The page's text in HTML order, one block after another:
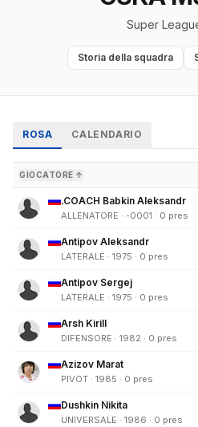
Super
Storia della squadra
ROSA CALENDARIO
GIOCATORE ↑
.COACH Babkin Aleksandr
ALLENATORE · -0001 · 0 pres
Antipov Aleksandr
LATERALE · 1975 · 0 pres
Antipov Sergej
LATERALE · 1975 · 0 pres
Arsh Kirill
DIFENSORE · 1982 · 0 pres
Azizov Marat
PIVOT · 1985 · 0 pres
Dushkin Nikita
UNIVERSALE · 1986 · 0 pres